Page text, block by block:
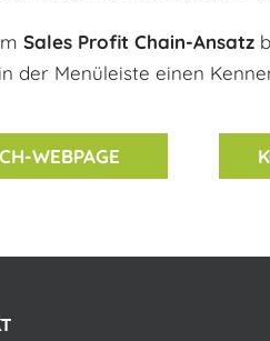
Sales Profit Chain-Ansatz
der Menüleiste einen
WEBPAGE